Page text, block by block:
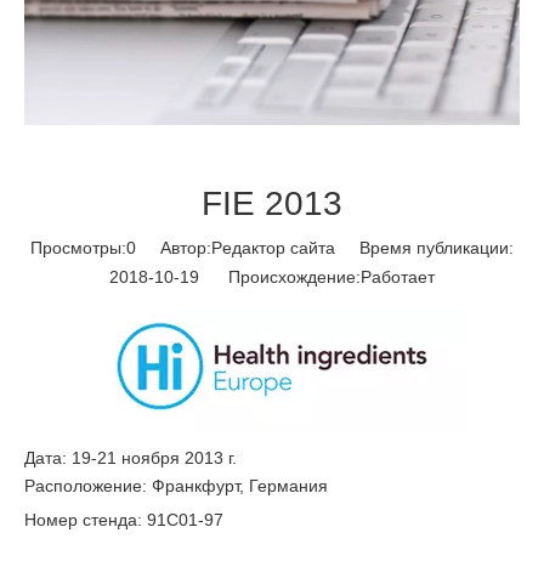
FIE 2013
Просмотры:0 Автор:Pедактор сайта Время публикации:
2018-10-19 Происхождение:Работает
Дата: 19-21 ноября 2013 г.
Расположение: Франкфурт, Германия
Номер стенда: 91C01-97